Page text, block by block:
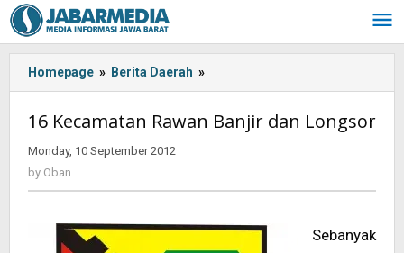
Skip
to
content
Homepage » Berita Daerah »
-:IN-
>16
Longsor
16 Kecamatan Rawan Banjir dan Longsor
Monday, 10 September 2012
by Oban
Sebanyak